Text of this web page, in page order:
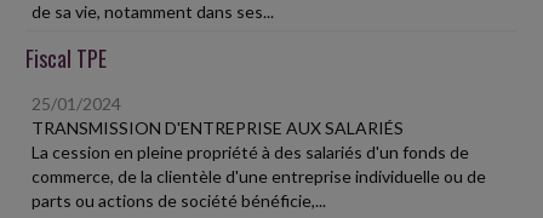
de sa vie, notamment dans ses...
Fiscal TPE
25/01/2024
TRANSMISSION D'ENTREPRISE AUX SALARIÉS
La cession en pleine propriété à des salariés d'un fonds de
commerce, de la clientèle d'une entreprise individuelle ou de
parts ou actions de société bénéficie,...